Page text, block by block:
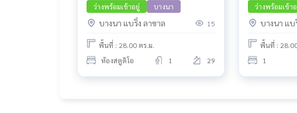
ว่างพร้อมเข้าอยู่ บางนา
บางนา แบริ่ง ลาซาล 15
พื้นที่ : 28.00 ตร.ม.
ห้องสตูดิโอ
1 29
ว่างพร้อมเข้า
บางนา แบ
พื้นที่ :
1